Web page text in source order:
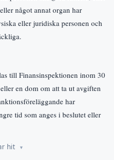
något annat organ har
eller juridiska personen och
till Finansinspektionen inom 30
en dom om att ta ut avgiften
har
tid som anges i beslutet eller
hit